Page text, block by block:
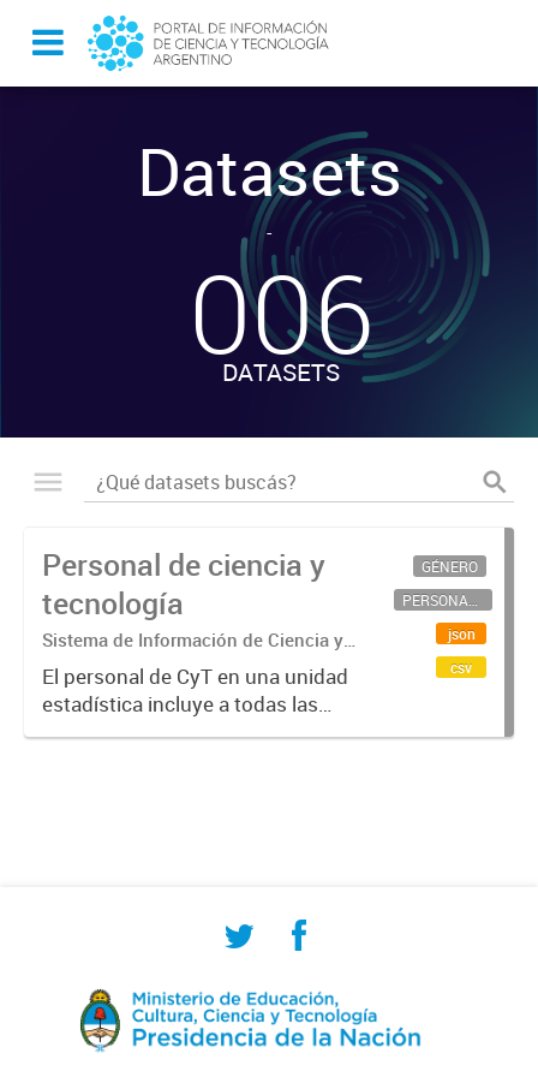
Datasets
-
006
DATASETS
Personal de ciencia y
tecnología
Sistema de Información de Ciencia y
Tecnología Argentino (SICYTAR)
El personal de CyT en una unidad
estadística incluye a todas las
personas involucradas
GÉNERO
PERSONAL CIENTÍFICO-TECNOLÓGICO
json
csv